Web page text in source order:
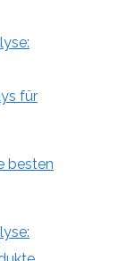
besten